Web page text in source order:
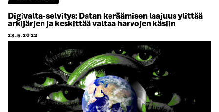
Digivalta-selvitys: Datan keräämisen laajuus ylittää
arkijärjen ja keskittää valtaa harvojen käsiin
23.5.2022